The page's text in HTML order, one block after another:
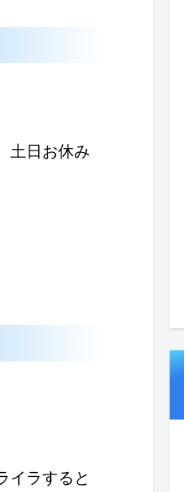
土日お休み
イラすると